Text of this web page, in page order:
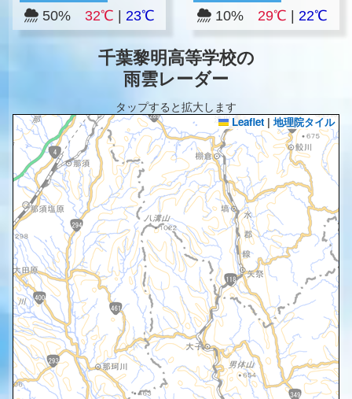
50% 32℃ 23℃ 10%29℃ |22℃
千葉黎明高等学校の
雨雲レーダー
タップすると拡大します
Leaflet | 地理院タイル